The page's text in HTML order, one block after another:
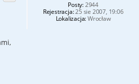
Posty:2944
Rejestracja:25 sie 2007, 19:06
Lokalizacja:Wrocław